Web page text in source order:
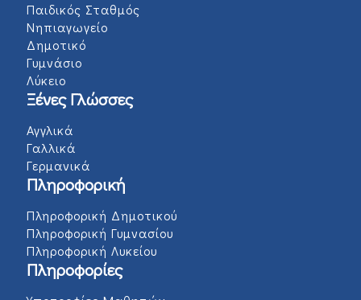
Παιδικός Σταθμός
Νηπιαγωγείο
Δημοτικό
Γυμνάσιο
Λύκειο
Ξένες Γλώσσες
Αγγλικά
Γαλλικά
Γερμανικά
Πληροφορική
Πληροφορική Δημοτικού
Πληροφορική Γυμνασίου
Πληροφορική Λυκείου
Πληροφορίες